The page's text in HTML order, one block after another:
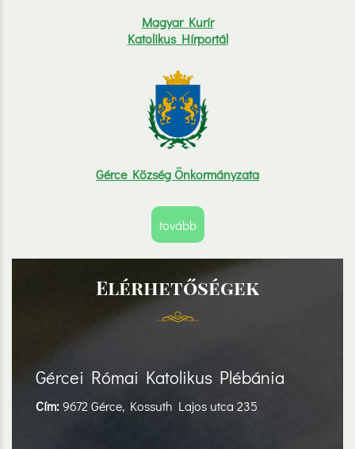
Magyar Kurír
Katolikus Hírportál
Gérce Község Önkormányzata
tovább
Elérhetőségek
Gércei Római Katolikus Plébánia
Cím:9672 Gérce, Kossuth Lajos utca 235